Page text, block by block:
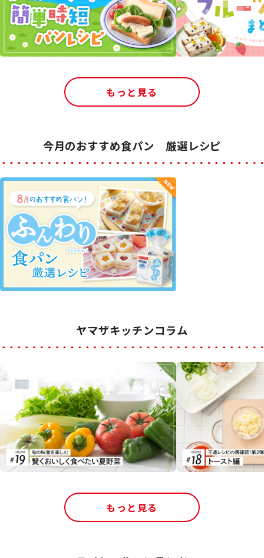
もっと見る
今月のおすすめ食パン 厳選レシピ
ヤマザキッチンコラム
もっと見る